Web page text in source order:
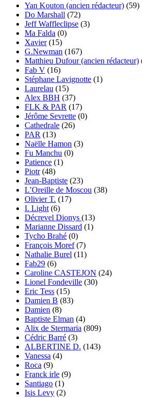
Yan Kouton (ancien rédacteur) (59)
Do Marshall (72)
Jeff Waffleclipse (3)
Ma Falda (0)
Xavier(15)
G.Newman (167)
Matthieu Dufour (ancien rédacteur)
Fab V (16)
Stéphane Lavignotte (1)
Laurelau (15)
Alex BBH (37)
FLK & PAR (17)
Jérôme Sevrette (0)
Cathedrale (26)
PAR (13)
Naëlle Hamon (3)
Fu Manchu (0)
Patience (1)
Piotr(48)
Jean-Baptiste (23)
L’Oreille de Moscou (38)
Olivier T. (17)
I. Light (6)
Décrevel Dionys (13)
Marianne Dissard (1)
Tycho Brahé (0)
François Moref(7)
Nathalie Burel (11)
Fab29 (6)
Caroline CASTEJON (24)
Lionel Fondeville (30)
Eric Tess (15)
Damien B (83)
Damien (8)
Baptiste Elman (4)
Alix de Stermaria (809)
Cédric Barré (3)
ALBERTINE D. (143)
Vanessa (4)
Roca (9)
Franck irle (9)
Santiago (1)
Isis Levy (2)